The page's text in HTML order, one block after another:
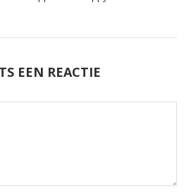
EEN REACTIE